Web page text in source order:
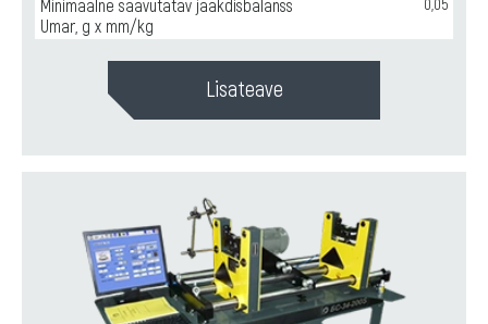
Minimaalne saavutatav jääkdisbalanss
Umar, g x mm/kg
Lisateave